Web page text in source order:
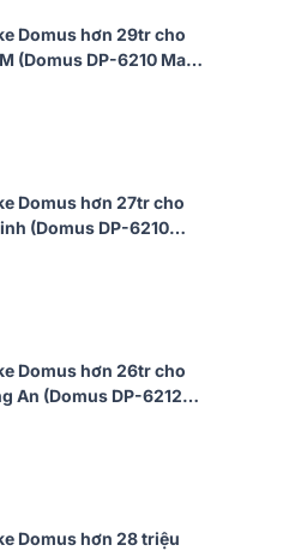
Domus hơn 29tr cho
(Domus DP-6210 Max,
Domus hơn 27tr cho
(Domus DP-6210
Domus hơn 26tr cho
An (Domus DP-6212
Domus hơn 28 triệu